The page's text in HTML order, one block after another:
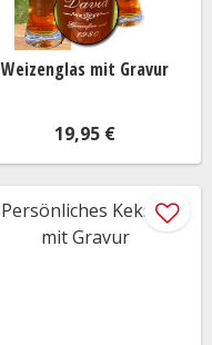
Weizenglas mit Gravur
19,95 €